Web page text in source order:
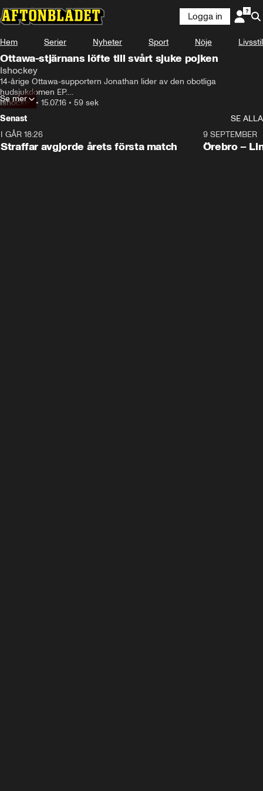
Logga in
Hem Serier Nyheter Sport Nöje Livsstil
Ottawa-stjärnans löfte till svårt sjuke pojken
Ishockey
14-årige Ottawa-supportern Jonathan lider av den obotliga
hudsjukdomen EP.
I veckan fick han besöka NHL-laget – och fick ett löfte från lagkapten
Erik Karlsson.
Ishockey• 15.07.16 • 59 sek
Se mer
Senast
SE ALLA
I GÅR 18:26
Straffar avgjorde årets första match
Plus
9 SEPTEMBER
Örebro –